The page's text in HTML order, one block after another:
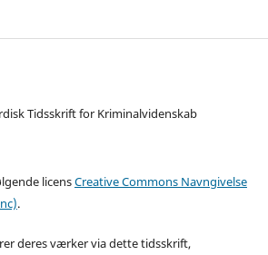
Tidsskrift for Kriminalvidenskab
licensCreative Commons Navngivelse
.
deres værker via dette tidsskrift,